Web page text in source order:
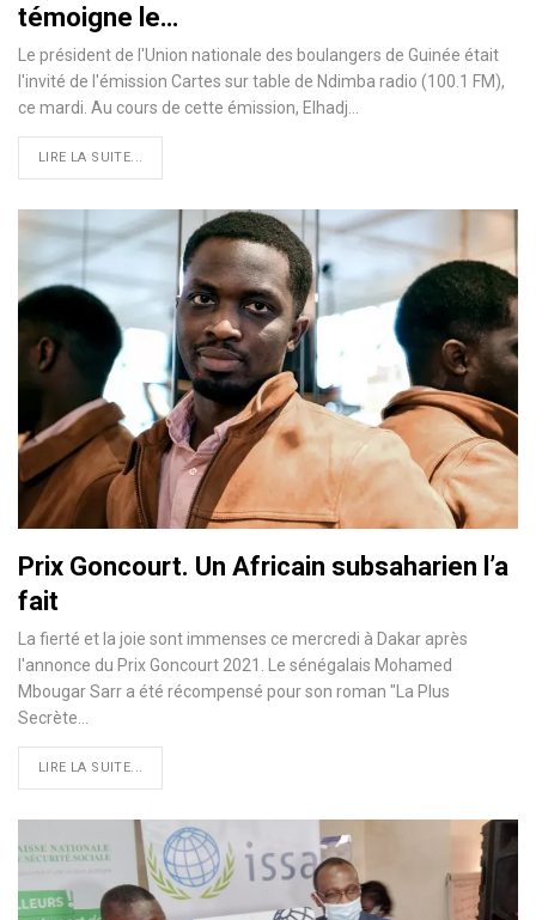
témoigne le…
Le président de l'Union nationale des boulangers de Guinée était
l'invité de l'émission Cartes sur table de Ndimba radio (100.1 FM),
ce mardi. Au cours de cette émission, Elhadj…
LIRE LA SUITE...
Prix Goncourt. Un Africain subsaharien l’a
fait
La fierté et la joie sont immenses ce mercredi à Dakar après
l'annonce du Prix Goncourt 2021. Le sénégalais Mohamed
Mbougar Sarr a été récompensé pour son roman "La Plus
Secrète…
LIRE LA SUITE...